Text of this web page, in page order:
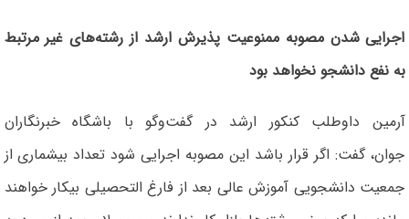
اجرایی شدن مصوبه ممنوعیت پذیرش ارشد از رشته‌های غیر مرتبط
به نفع دانشجو نخواهد بود
آرمین داوطلب کنکور ارشد در گفت‌وگو با باشگاه خبرنگاران
جوان، گفت: اگر قرار باشد این مصوبه اجرایی شود تعداد بیشماری از
جمعیت دانشجویی آموزش عالی بعد از فارغ التحصیلی بیکار خواهند